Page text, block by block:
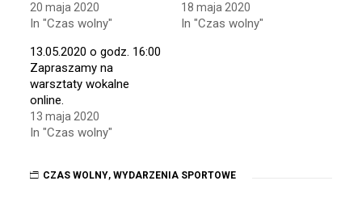
20 maja 2020
In "Czas wolny"
18 maja 2020
In "Czas wolny"
13.05.2020 o godz. 16:00
Zapraszamy na
warsztaty wokalne
online.
13 maja 2020
In "Czas wolny"
CZAS WOLNY,WYDARZENIA SPORTOWE